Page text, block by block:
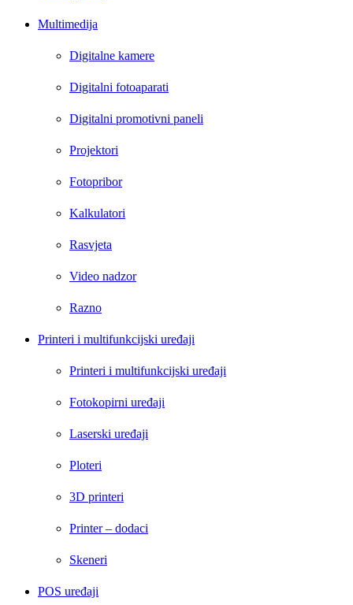
Multimedija
Digitalne kamere
Digitalni fotoaparati
Digitalni promotivni paneli
Projektori
Fotopribor
Kalkulatori
Rasvjeta
Video nadzor
Razno
Printeri i multifunkcijski uređaji
Printeri i multifunkcijski uređaji
Fotokopirni uređaji
Laserski uređaji
Ploteri
3D printeri
Printer – dodaci
Skeneri
POS uređaji